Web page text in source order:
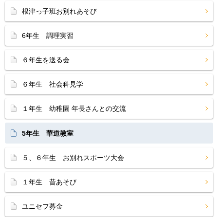
根津っ子班お別れあそび
6年生 調理実習
６年生を送る会
６年生 社会科見学
１年生 幼稚園 年長さんとの交流
5年生 華道教室
５、６年生 お別れスポーツ大会
１年生 昔あそび
ユニセフ募金